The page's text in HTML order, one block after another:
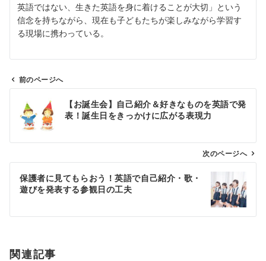
英語ではない、生きた英語を身に着けることが大切」という
信念を持ちながら、現在も子どもたちが楽しみながら学習す
る現場に携わっている。
ン
前のページへ
【お誕生会】自己紹介＆好きなものを英語で発
表！誕生日をきっかけに広がる表現力
次のページへ
保護者に見てもらおう！英語で自己紹介・歌・
遊びを発表する参観日の工夫
関連記事